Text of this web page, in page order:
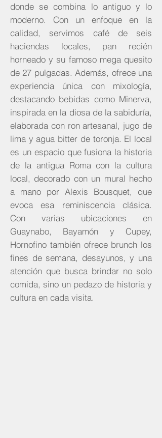
donde se combina lo antiguo y lo
moderno. Con un enfoque en la
calidad, servimos café de seis
haciendas locales, pan recién
horneado y su famoso mega quesito
de 27 pulgadas. Además, ofrece una
experiencia única con mixología,
destacando bebidas como Minerva,
inspirada en la diosa de la sabiduría,
elaborada con ron artesanal, jugo de
lima y agua bitter de toronja. El local
es un espacio que fusiona la historia
de la antigua Roma con la cultura
local, decorado con un mural hecho
a mano por Alexis Bousquet, que
evoca esa reminiscencia clásica.
Con varias ubicaciones en
Guaynabo, Bayamón y Cupey,
Hornofino también ofrece brunch los
fines de semana, desayunos, y una
atención que busca brindar no solo
comida, sino un pedazo de historia y
cultura en cada visita.